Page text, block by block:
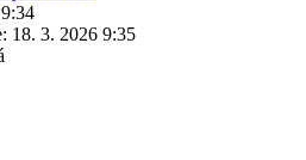
18. 3. 2026 9:35